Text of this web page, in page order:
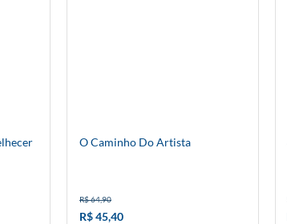
O Caminho Do Artista
R$ 64,90
R$ 45,40